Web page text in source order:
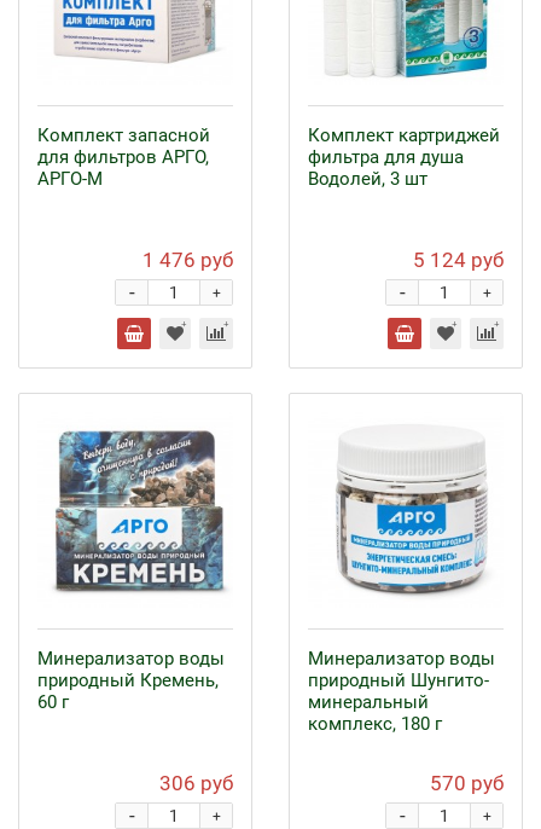
Комплект запасной
для фильтров АРГО,
АРГО-М
1 476 руб
+
-
Комплект картриджей
фильтра для душа
Водолей, 3 шт
5 124 руб
+
-
Минерализатор воды
природный Кремень,
60 г
306 руб
+
-
Минерализатор воды
природный Шунгито-
минеральный
комплекс, 180 г
570 руб
+
-